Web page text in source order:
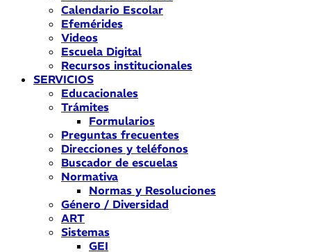
Calendario Escolar
Efemérides
Videos
Escuela Digital
Recursos institucionales
SERVICIOS
Educacionales
Trámites
Formularios
Preguntas frecuentes
Direcciones y teléfonos
Buscador de escuelas
Normativa
Normas y Resoluciones
Género / Diversidad
ART
Sistemas
GEI